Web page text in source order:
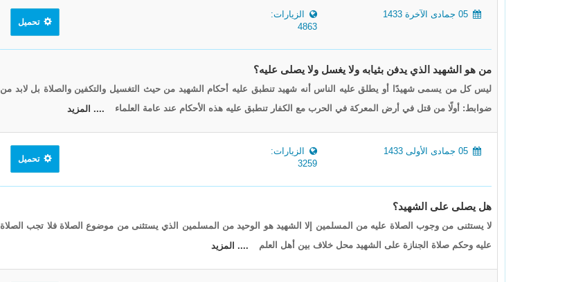
الزيارات:
4863
تحميل
من هو الشهيد الذي يدفن بثيابه ولا يغسل ولا يصلى عليه؟
ليس كل من يسمى شهيدًا أو يطلق عليه الناس أنه شهيد تنطبق عليه أحكام الشهيد من حيث التغسيل والتكفين والصلاة بل لابد من
ضوابط: أولًا من قتل في أرض المعركة في الحرب مع الكفار تنطبق عليه هذه الأحكام عند عامة العلماء
.... المزيد
الزيارات:
3259
تحميل
هل يصلى على الشهيد؟
لا يستثنى من وجوب الصلاة عليه من المسلمين إلا الشهيد هو الوحيد من المسلمين الذي يستثنى من موضوع الصلاة فلا تجب الصلاة
عليه وحكم صلاة الجنازة على الشهيد محل خلاف بين أهل العلم
.... المزيد